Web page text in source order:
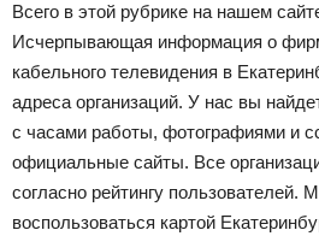
Всего в этой рубрике на нашем
Исчерпывающая информация о
кабельного телевидения в
адреса организаций. У нас вы
с часами работы, фотографиями и
официальные сайты. Все
согласно рейтингу пользователей.
воспользоваться картой